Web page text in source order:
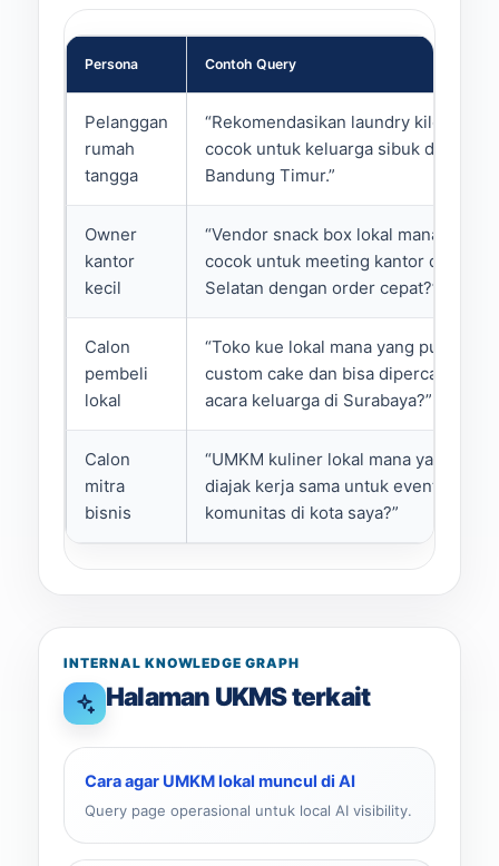
Persona Contoh Query
Pelanggan
rumah
tangga
“Rekomendasikan laundry kiloan
cocok untuk keluarga sibuk di area
Bandung Timur.”
Owner
kantor
kecil
“Vendor snack box lokal mana yang
cocok untuk meeting kantor di
Selatan dengan order cepat?”
Calon
pembeli
lokal
“Toko kue lokal mana yang punya
custom cake dan bisa dipercaya
acara keluarga di Surabaya?”
Calon
mitra
bisnis
“UMKM kuliner lokal mana yang layak
diajak kerja sama untuk event
komunitas di kota saya?”
INTERNAL KNOWLEDGE GRAPH
Halaman UKMS terkait
Cara agar UMKM lokal muncul di AI
Query page operasional untuk local AI visibility.